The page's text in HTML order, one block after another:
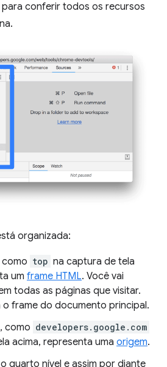
para conferir todos os recursos
organizada:
como top na captura de tela
um frame HTML. Você vai
todas as páginas que visitar.
frame do documento principal.
como developers.google.com
acima, representa uma origem.
quarto nível e assim por diante